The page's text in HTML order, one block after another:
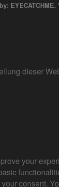
dieser
your
consent.